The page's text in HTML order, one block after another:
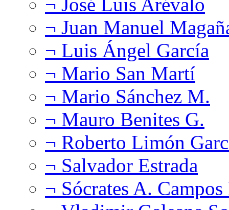
¬ Juan Manuel
¬ Luis Ángel García
¬ Mario San Martí
¬ Mario Sánchez M.
¬ Mauro Benites G.
¬ Roberto Limón
¬ Salvador Estrada
¬ Sócrates A.